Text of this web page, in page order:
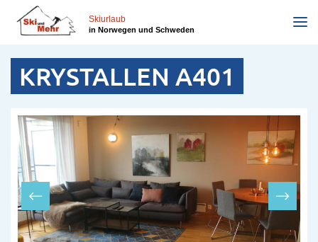
zum
Inhalt
Skiurlaub
in Norwegen und Schweden
KRYSTALLEN A401